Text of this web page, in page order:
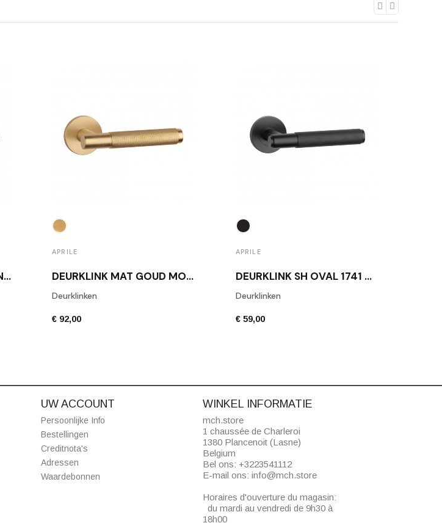
DEURKLINK ZWART AT ARNICA R 7S BLACK
APRILE
DEURKLINK MAT GOUD MOLINIA
Deurklinken
€ 92,00
APRILE
DEURKLINK SH OVAL 1741 MAT ZWART
Deurklinken
€ 59,00
UW ACCOUNT
Persoonlijke Info
Bestellingen
Creditnota's
Adressen
Waardebonnen
WINKEL INFORMATIE
mch.store
1 chaussée de Charleroi
1380 Plancenoit (Lasne)
Belgium
Bel ons: +3223541112
E-mail ons: info@mch.store
Horaires d'ouverture du magasin:
du mardi au vendredi de 9h30 à
18h00